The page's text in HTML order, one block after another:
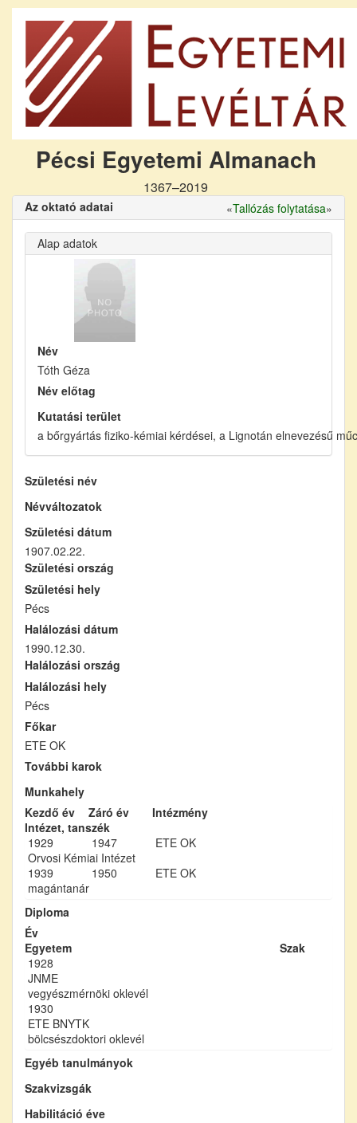
Pécsi Egyetemi Almanach
1367–2019
Az oktató adatai «Tallózás folytatása»
Alap adatok
Név
Tóth Géza
Név előtag
Kutatási terület
a bőrgyártás fiziko-kémiai kérdései, a Lignotán elnevezésű
Születési név
Névváltozatok
Születési dátum
1907.02.22.
Születési ország
Születési hely
Pécs
Halálozási dátum
1990.12.30.
Halálozási ország
Halálozási hely
Pécs
Főkar
ETE OK
További karok
Munkahely
Kezdő év
Záró év
Intézmény
Intézet, tanszék
1929
1947
ETE OK
Orvosi Kémiai Intézet
1939
1950
ETE OK
magántanár
Diploma
Év
Egyetem
Szak
1928
JNME
vegyészmérnöki oklevél
1930
ETE BNYTK
bölcsészdoktori oklevél
Egyéb tanulmányok
Szakvizsgák
Habilitáció éve